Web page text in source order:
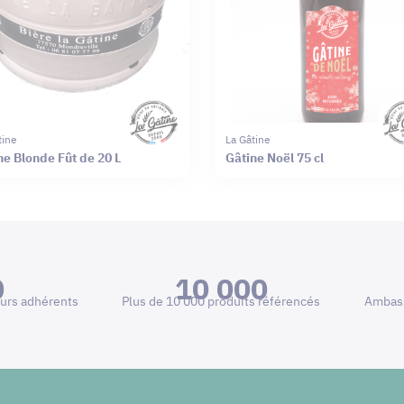
Blonde Fût de 20 L
La Gâtine
Gâtine Noël 75 cl
adhérents 10 000
Plus de 10 000 produits référencés